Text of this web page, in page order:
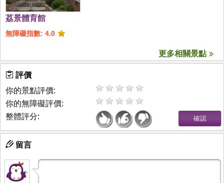
荔景體育館
無障礙指數: 4.0
更多相關景點
評價
你的景點評價:
你的無障礙評價:
整體評分:
留言